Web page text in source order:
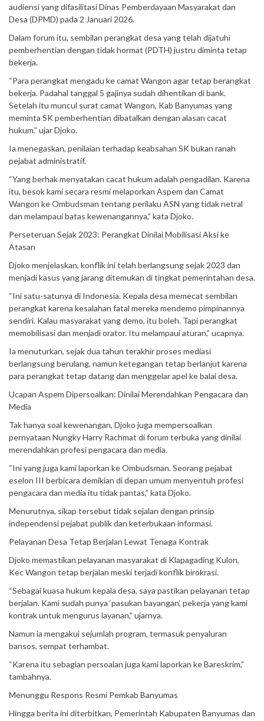
audiensi yang difasilitasi Dinas Pemberdayaan Masyarakat dan
Desa (DPMD) pada 2 Januari 2026.
Dalam forum itu, sembilan perangkat desa yang telah dijatuhi
pemberhentian dengan tidak hormat (PDTH) justru diminta tetap
bekerja.
“Para perangkat mengadu ke camat Wangon agar tetap berangkat
bekerja. Padahal tanggal 5 gajinya sudah dihentikan di bank.
Setelah itu muncul surat camat Wangon, Kab Banyumas yang
meminta SK pemberhentian dibatalkan dengan alasan cacat
hukum,” ujar Djoko.
Ia menegaskan, penilaian terhadap keabsahan SK bukan ranah
pejabat administratif.
“Yang berhak menyatakan cacat hukum adalah pengadilan. Karena
itu, besok kami secara resmi melaporkan Aspem dan Camat
Wangon ke Ombudsman tentang perilaku ASN yang tidak netral
dan melampaui batas kewenangannya,” kata Djoko.
Perseteruan Sejak 2023: Perangkat Dinilai Mobilisasi Aksi ke
Atasan
Djoko menjelaskan, konflik ini telah berlangsung sejak 2023 dan
menjadi kasus yang jarang ditemukan di tingkat pemerintahan desa.
“Ini satu-satunya di Indonesia. Kepala desa memecat sembilan
perangkat karena kesalahan fatal mereka mendemo pimpinannya
sendiri. Kalau masyarakat yang demo, itu boleh. Tapi perangkat
memobilisasi dan menjadi orator. Itu melampaui aturan,” ucapnya.
Ia menuturkan, sejak dua tahun terakhir proses mediasi
berlangsung berulang, namun ketegangan tetap berlanjut karena
para perangkat tetap datang dan menggelar apel ke balai desa.
Ucapan Aspem Dipersoalkan: Dinilai Merendahkan Pengacara dan
Media
Tak hanya soal kewenangan, Djoko juga mempersoalkan
pernyataan Nungky Harry Rachmat di forum terbuka yang dinilai
merendahkan profesi pengacara dan media.
“Ini yang juga kami laporkan ke Ombudsman. Seorang pejabat
eselon III berbicara demikian di depan umum menyentuh profesi
pengacara dan media itu tidak pantas,” kata Djoko.
Menurutnya, sikap tersebut tidak sejalan dengan prinsip
independensi pejabat publik dan keterbukaan informasi.
Pelayanan Desa Tetap Berjalan Lewat Tenaga Kontrak
Djoko memastikan pelayanan masyarakat di Klapagading Kulon,
Kec Wangon tetap berjalan meski terjadi konflik birokrasi.
“Sebagai kuasa hukum kepala desa, saya pastikan pelayanan tetap
berjalan. Kami sudah punya ‘pasukan bayangan’, pekerja yang kami
kontrak untuk mengurus layanan,” ujarnya.
Namun ia mengakui sejumlah program, termasuk penyaluran
bansos, sempat terhambat.
“Karena itu sebagian persoalan juga kami laporkan ke Bareskrim,”
tambahnya.
Menunggu Respons Resmi Pemkab Banyumas
Hingga berita ini diterbitkan, Pemerintah Kabupaten Banyumas dan